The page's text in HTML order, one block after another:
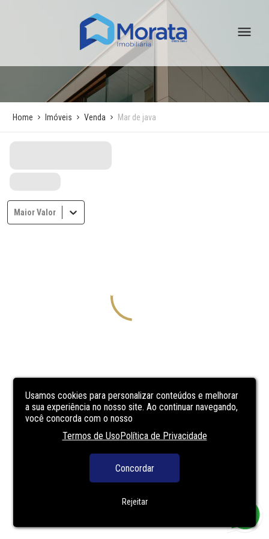
Usamos cookies para personalizar conteúdos e melhorar
a sua experiência no nosso site. Ao continuar navegando,
você concorda com o nosso
Termos de UsoPolítica de Privacidade
Concordar
Rejeitar
Home Imóveis Venda Mar de java
Maior Valor